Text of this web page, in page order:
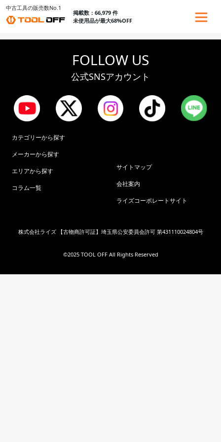
中古工具の販売数No.1
掲載数：66,979 件
未使用品が最大68%OFF
FOLLOW US
公式SNSアカウント
カテゴリーから探す
メーカーから探す
エリアから探す
コラム一覧
サイトマップ
会社案内
ライズコーポレートサイト
株式会社ライズ 【古物商許可証】埼玉県公安委員会許可 第431110024804号
©︎2025 TOOL OFF All Rights Reserved